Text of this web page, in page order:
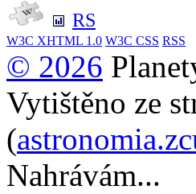
RS
W3C XHTML 1.0 W3C CSS RSS
© 2026
Vytištěno ze
(
Nahrávám...